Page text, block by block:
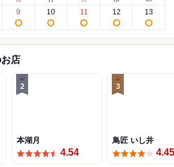
9 10 11 12 13
店
2
本湖月
4.54
3
鳥匠 いし井
4.45